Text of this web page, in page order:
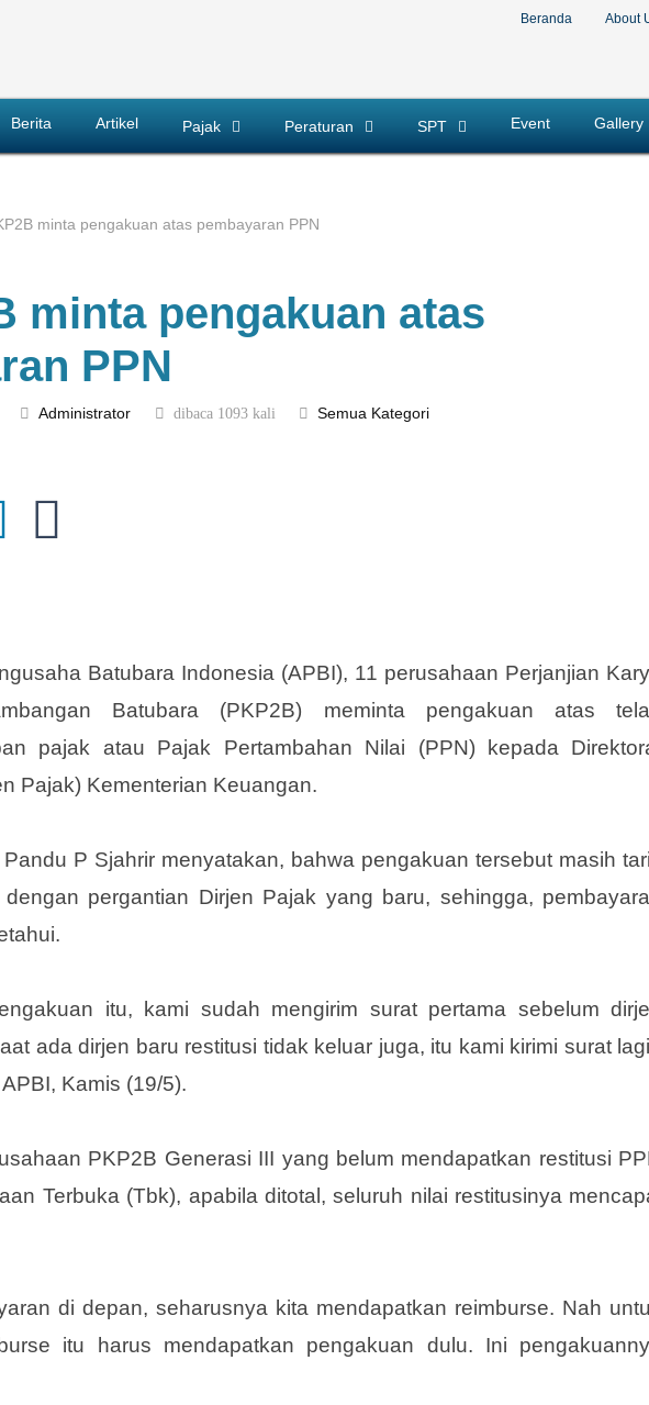
Beranda About
Berita Artikel Pajak Peraturan SPT Event Gallery
minta pengakuan atas pembayaran PPN
minta pengakuan atas
PPN
Administrator dibaca 1093 kali Semua Kategori
Batubara Indonesia (APBI), 11 perusahaan Perjanjian
Batubara (PKP2B) meminta pengakuan atas
pajak atau Pajak Pertambahan Nilai (PPN) kepada
Pajak) Kementerian Keuangan.
P Sjahrir menyatakan, bahwa pengakuan tersebut masih
pergantian Dirjen Pajak yang baru, sehingga,
itu, kami sudah mengirim surat pertama sebelum
ada dirjen baru restitusi tidak keluar juga, itu kami kirimi surat
Kamis (19/5).
PKP2B Generasi III yang belum mendapatkan restitusi
Terbuka (Tbk), apabila ditotal, seluruh nilai restitusinya
di depan, seharusnya kita mendapatkan reimburse. Nah
itu harus mendapatkan pengakuan dulu. Ini